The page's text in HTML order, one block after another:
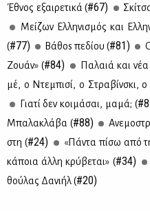
Έθνος εξαι­ρε­τι­κά (#67)
Μεί­ζων Ελ­λη­νι­σμός και
(#77) Βά­θοs πε­δί­ου (#81)
Ζουάν» (#84) Πα­λαιά και
μέ, ο Ντε­μπι­σί, ο Στρα­βίν­σκι,
Για­τί δεν κοι­μά­σαι, μα­μά; (
Μπα­λα­κλά­βα (#88)
στη (#24)
«Πά­ντα πί­σω από
κά­ποια άλ­λη κρύ­βε­ται» (#34)
θού­λας Δα­νι­ήλ (#20)